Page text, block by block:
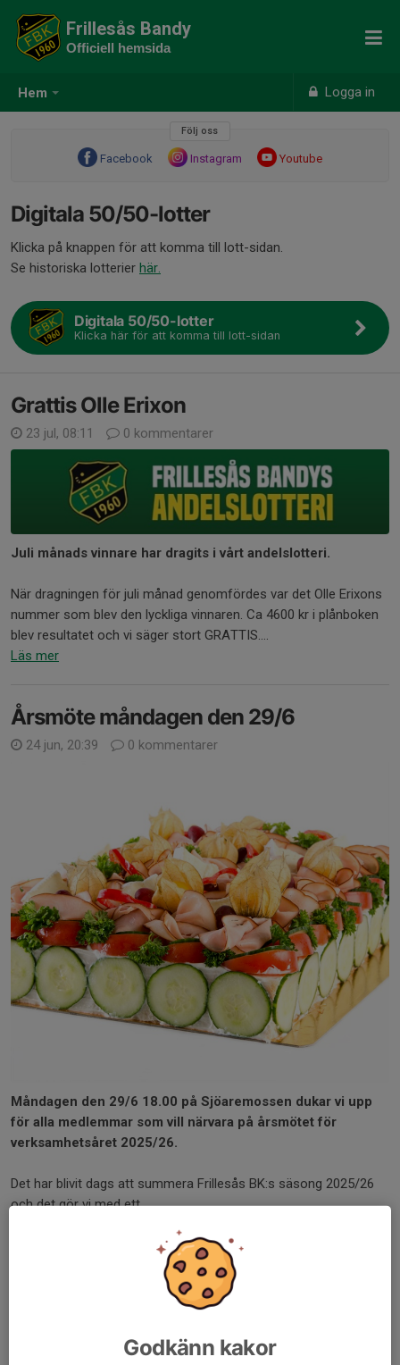
Hem Logga in
Frillesås Bandy
Officiell hemsida
Följ oss
Facebook Instagram Youtube
Digitala 50/50-lotter
Klicka på knappen för att komma till lott-sidan.
Se historiska lotterier här.
Digitala 50/50-lotter
Klicka här för att komma till lott-sidan
Grattis Olle Erixon
23 jul, 08:11 0 kommentarer
Juli månads vinnare har dragits i vårt andelslotteri.
När dragningen för juli månad genomfördes var det Olle Erixons
nummer som blev den lyckliga vinnaren. Ca 4600 kr i plånboken
blev resultatet och vi säger stort GRATTIS....
Läs mer
Årsmöte måndagen den 29/6
24 jun, 20:39 0 kommentarer
Måndagen den 29/6 18.00 på Sjöaremossen dukar vi upp
för alla medlemmar som vill närvara på årsmötet för
verksamhetsåret 2025/26.
Det har blivit dags att summera Frillesås BK:s säsong 2025/26
och det gör vi med ett...
Grattis Ann-Christine
0 kommentarer
Godkänn kakor